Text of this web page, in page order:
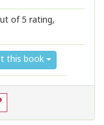
of 5 rating,
this book